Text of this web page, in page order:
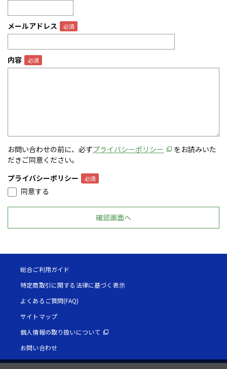
メールアドレス
内容
お問い合わせの前に、必ずプライバシーポリシー
をお読みいた
だきご同意ください。
プライバシーポリシー
同意する
総合ご利用ガイド
特定商取引に関する法律に基づく表示
よくあるご質問(FAQ)
サイトマップ
個人情報の取り扱いについて
お問い合わせ